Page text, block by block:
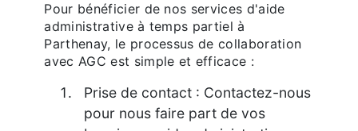
Pour bénéficier de nos services d'aide
administrative à temps partiel à
Parthenay, le processus de collaboration
avec AGC est simple et efficace :
Prise de contact : Contactez-nous
pour nous faire part de vos